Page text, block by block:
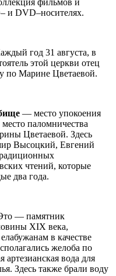
и DVD–носителях.
год 31 августа, в
этой церкви отец
по Марине Цветаевой.
— место упокоения
паломничества
Цветаевой. Здесь
Высоцкий, Евгений
чтений, которые
два года.
— памятник
XIX века,
в качестве
желоба по
артезианская вода для
Здесь также брали воду